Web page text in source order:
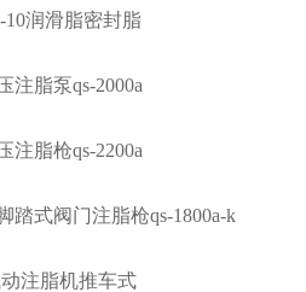
10润滑脂密封脂
注脂泵qs-2000a
注脂枪qs-2200a
踏式阀门注脂枪qs-1800a-k
注脂机推车式